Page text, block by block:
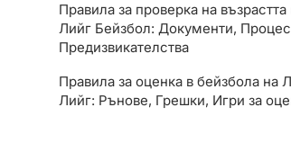
Правила за проверка на
Лийг Бейзбол: Документи,
Предизвикателства
Правила за оценка в бейзбола на
Лийг: Рънове, Грешки, Игри за